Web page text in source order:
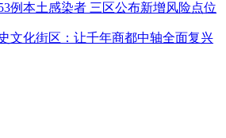
例本土感染者 三区公布新增风险点位
文化街区：让千年商都中轴全面复兴